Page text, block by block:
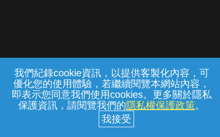
我們紀錄cookie資訊，以提供客製化內容，可
優化您的使用體驗，若繼續閱覽本網站內容，
即表示您同意我們使用cookies。更多關於隱私
保護資訊，請閱覽我們的隱私權保護政策。
常見問題 線上客服 服務條款 隱私權保護
中華電信股份有限公司個人家庭分公司
(統一編號：96979949) © 2026
{{notifyMsg}}